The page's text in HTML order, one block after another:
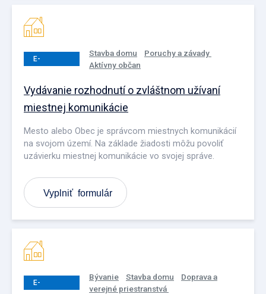
E-
Stavba domu
Poruchy a závady
Aktívny občan
Vydávanie rozhodnutí o zvláštnom užívaní
miestnej komunikácie
Mesto alebo Obec je správcom miestnych komunikácií
na svojom území. Na základe žiadosti môžu povoliť
uzávierku miestnej komunikácie vo svojej správe.
Vyplniť formulár
E-
Bývanie Stavba domu
Doprava a
verejné priestranstvá